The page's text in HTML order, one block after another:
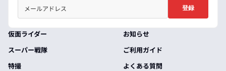
登録
仮面ライダー
スーパー戦隊
特撮
お知らせ
ご利用ガイド
よくある質問